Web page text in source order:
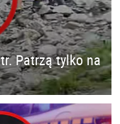
Patrzą tylko na